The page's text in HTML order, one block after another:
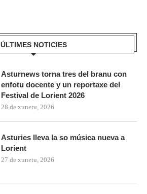
ÚLTIMES NOTICIES
Asturnews torna tres del branu con
enfotu docente y un reportaxe del
Festival de Lorient 2026
28 de xunetu, 2026
Asturies lleva la so música nueva a
Lorient
27 de xunetu, 2026